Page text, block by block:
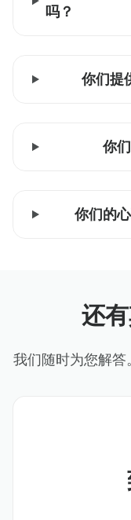
吗？
你们提
你
你们的
还
我们随时为您解答